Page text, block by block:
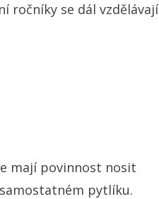
ročníky se dál vzdělávají
mají povinnost nosit
pytlíku.